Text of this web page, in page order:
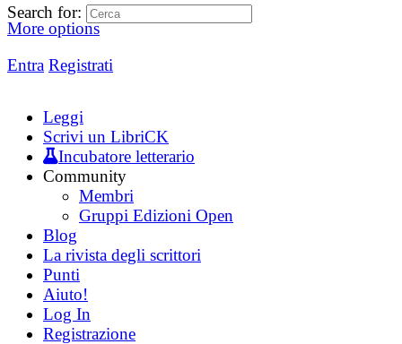
More options
Entra Registrati
Search for:
Leggi
Scrivi un LibriCK
Incubatore letterario
Community
Membri
Gruppi Edizioni Open
Blog
La rivista degli scrittori
Punti
Aiuto!
Log In
Registrazione